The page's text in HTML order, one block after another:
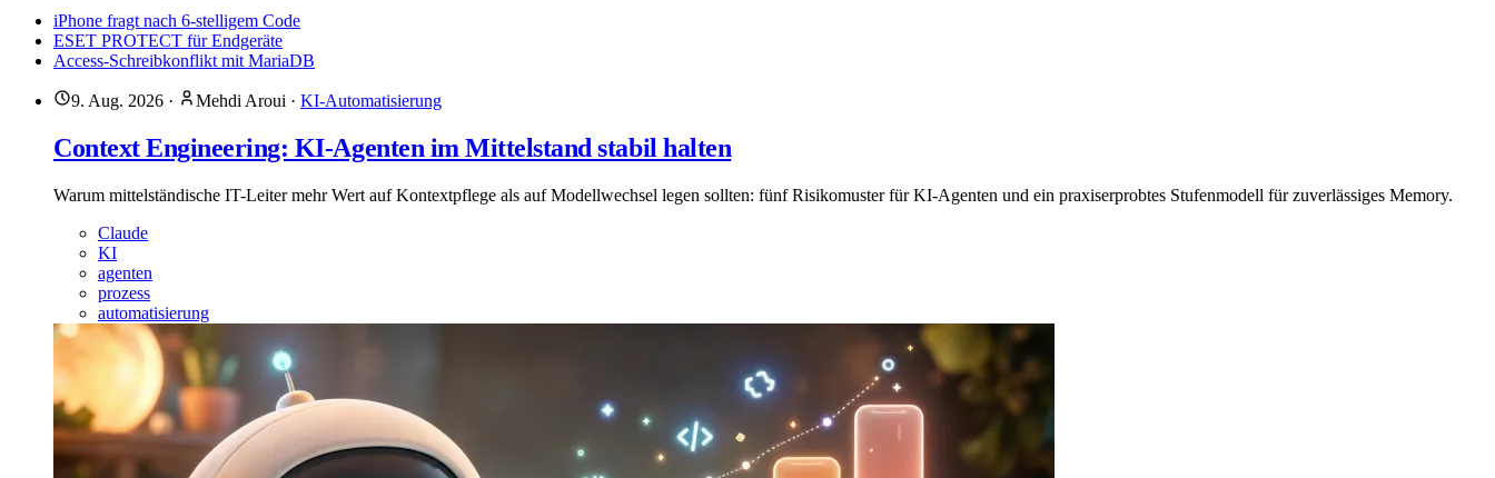
iPhone fragt nach 6-stelligem Code
ESET PROTECT für Endgeräte
Access-Schreibkonflikt mit MariaDB
9. Aug. 2026 · Mehdi Aroui · KI-Automatisierung
Context Engineering: KI-Agenten im Mittelstand stabil halten
Warum mittelständische IT-Leiter mehr Wert auf Kontextpflege als auf Modellwechsel legen sollten: fünf Risikomuster für KI-Agenten und ein praxiserprobtes Stufenmodell für zuverlässiges Memory.
Claude
KI
agenten
prozess
automatisierung